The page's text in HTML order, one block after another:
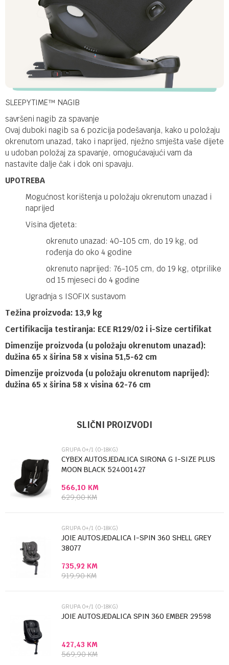
SLEEPYTIME™ NAGIB
savršeni nagib za spavanje
Ovaj duboki nagib sa 6 pozicija podešavanja, kako u položaju
okrenutom unazad, tako i naprijed, nježno smješta vaše dijete
u udoban položaj za spavanje, omogućavajući vam da
nastavite dalje čak i dok oni spavaju.
UPOTREBA
Mogućnost korištenja u položaju okrenutom unazad i
naprijed
Visina djeteta:
okrenuto unazad: 40-105 cm, do 19 kg, od
rođenja do oko 4 godine
okrenuto naprijed: 76-105 cm, do 19 kg, otprilike
od 15 mjeseci do 4 godine
Ugradnja s ISOFIX sustavom
Težina proizvoda: 13,9 kg
Certifikacija testiranja: ECE R129/02 i i-Size certifikat
Dimenzije proizvoda (u položaju okrenutom unazad):
dužina 65 x širina 58 x visina 51,5-62 cm
Dimenzije proizvoda (u položaju okrenutom naprijed):
dužina 65 x širina 58 x visina 62-76 cm
Grupa 0+/1 (0-18kg)
Poruka
Anti-spam zaštita - izračunajte koliko je 6 - 1 :
SLIČNI PROIZVODI
GRUPA 0+/1 (0-18KG)
CYBEX AUTOSJEDALICA SIRONA G I-SIZE PLUS
MOON BLACK 524001427
566,10 KM
629,00KM
GRUPA 0+/1 (0-18KG)
JOIE AUTOSJEDALICA I-SPIN 360 SHELL GREY
38077
735,92 KM
919,90KM
GRUPA 0+/1 (0-18KG)
JOIE AUTOSJEDALICA SPIN 360 EMBER 29598
427,43 KM
569,90KM